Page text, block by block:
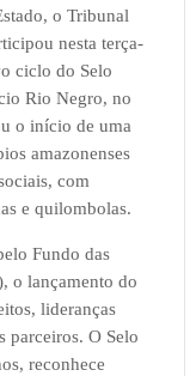
o Tribunal
nesta terça-
ciclo do Selo
Rio Negro, no
o início de uma
amazonenses
com
e quilombolas.
Fundo das
o lançamento do
lideranças
parceiros. O Selo
reconhece